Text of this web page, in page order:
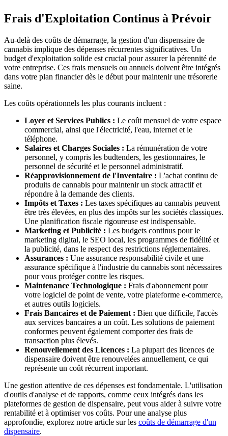
Frais d'Exploitation Continus à Prévoir
Au-delà des coûts de démarrage, la gestion d'un dispensaire de
cannabis implique des dépenses récurrentes significatives. Un
budget d'exploitation solide est crucial pour assurer la pérennité de
votre entreprise. Ces frais mensuels ou annuels doivent être intégrés
dans votre plan financier dès le début pour maintenir une trésorerie
saine.
Les coûts opérationnels les plus courants incluent :
Loyer et Services Publics : Le coût mensuel de votre espace
commercial, ainsi que l'électricité, l'eau, internet et le
téléphone.
Salaires et Charges Sociales : La rémunération de votre
personnel, y compris les budtenders, les gestionnaires, le
personnel de sécurité et le personnel administratif.
Réapprovisionnement de l'Inventaire : L'achat continu de
produits de cannabis pour maintenir un stock attractif et
répondre à la demande des clients.
Impôts et Taxes : Les taxes spécifiques au cannabis peuvent
être très élevées, en plus des impôts sur les sociétés classiques.
Une planification fiscale rigoureuse est indispensable.
Marketing et Publicité : Les budgets continus pour le
marketing digital, le SEO local, les programmes de fidélité et
la publicité, dans le respect des restrictions réglementaires.
Assurances : Une assurance responsabilité civile et une
assurance spécifique à l'industrie du cannabis sont nécessaires
pour vous protéger contre les risques.
Maintenance Technologique : Frais d'abonnement pour
votre logiciel de point de vente, votre plateforme e-commerce,
et autres outils logiciels.
Frais Bancaires et de Paiement : Bien que difficile, l'accès
aux services bancaires a un coût. Les solutions de paiement
conformes peuvent également comporter des frais de
transaction plus élevés.
Renouvellement des Licences : La plupart des licences de
dispensaire doivent être renouvelées annuellement, ce qui
représente un coût récurrent important.
Une gestion attentive de ces dépenses est fondamentale. L'utilisation
d'outils d'analyse et de rapports, comme ceux intégrés dans les
plateformes de gestion de dispensaire, peut vous aider à suivre votre
rentabilité et à optimiser vos coûts. Pour une analyse plus
approfondie, explorez notre article sur les coûts de démarrage d'un
dispensaire.